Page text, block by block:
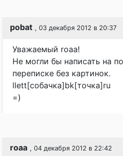
pobat , 03 декабря 2012 в 20:37
Уважаемый roaa!
Не могли бы написать на
переписке без картинок.
llett[собачка]bk[точка]ru
=)
roaa , 04 декабря 2012 в 22:42